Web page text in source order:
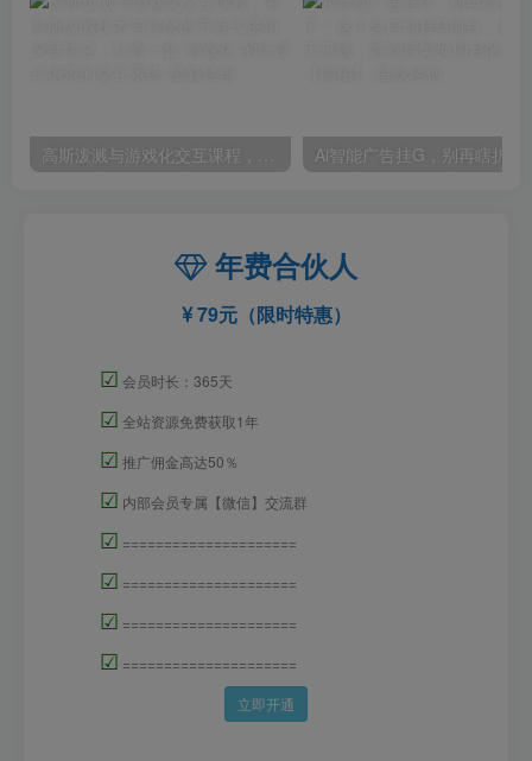
高斯泼溅与游戏化交互课程，将高斯泼溅技术与传统的节点式逻辑深度结合，打造一套“游戏化”的沉浸式场景的交互系统
年费合伙人
79元（限时特惠）
☑ 会员时长：365天
☑ 全站资源免费获取1年
☑ 推广佣金高达50％
☑ 内部会员专属【微信】交流群
☑ =====================
☑ =====================
☑ =====================
☑ =====================
立即开通